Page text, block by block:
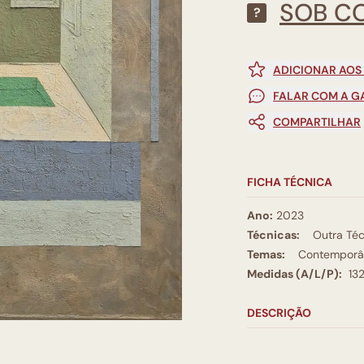
? SOB
ADICIONAR AOS
FALAR COM A
COMPARTILHAR
FICHA TÉCNICA
Ano: 2023
Técnicas:
Outra
Temas:
Medidas (A/L/P):
DESCRIÇÃO